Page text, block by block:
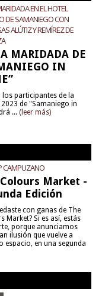
EN EL HOTEL
DE SAMANIEGO CON
ALÚTIZ Y REMÍREZ DE
MARIDADA DE
IN
los participantes de la
de "Samaniego in
... (leer más)
CAMPUZANO
Market -
Edición
con ganas de The
Market? Si es así, estás
porque anunciamos
ilusión que vuelve a
espacio, en una segunda